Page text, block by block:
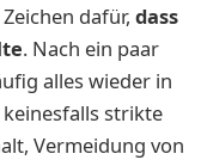
dafür, dass
. Nach ein paar
alles wieder in
strikte
Vermeidung von